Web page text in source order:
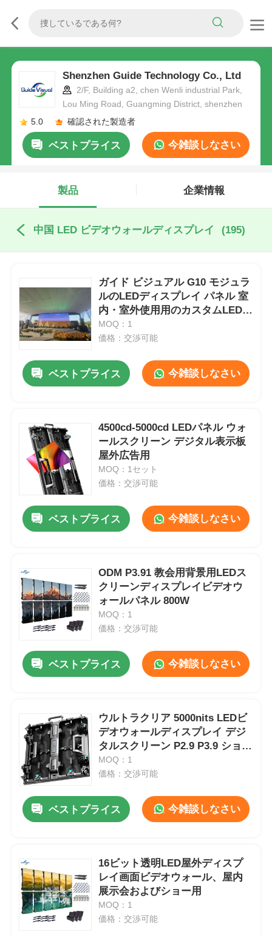
Shenzhen Guide Technology Co., Ltd
2/F, Building a2, chen Wenli industrial Park,
Lou Ming Road, Guangming District, shenzhen
5.0
確認された製造者
ベストプライス 今雑談しなさい
製品 企業情報
中国 LED ビデオウォールディスプレイ (195)
ガイド ビジュアル G10 モジュラ
ルのLEDディスプレイ パネル 室
内・室外使用用のカスタムLEDス
クリーン
MOQ：1
価格：交渉可能
ベストプライス 今雑談しなさい
4500cd-5000cd LEDパネル ウォ
ールスクリーン デジタル表示板
屋外広告用
MOQ：1セット
価格：交渉可能
ベストプライス 今雑談しなさい
ODM P3.91 教会用背景用LEDス
クリーンディスプレイビデオウ
ォールパネル 800W
MOQ：1
価格：交渉可能
ベストプライス 今雑談しなさい
ウルトラクリア 5000nits LEDビ
デオウォールディスプレイ デジ
タルスクリーン P2.9 P3.9 ショッ
ピングモール向け
MOQ：1
価格：交渉可能
ベストプライス 今雑談しなさい
16ビット透明LED屋外ディスプ
レイ画面ビデオウォール、屋内
展示会およびショー用
MOQ：1
価格：交渉可能